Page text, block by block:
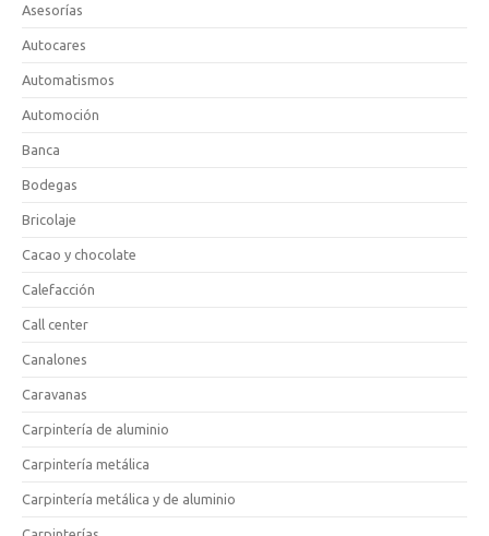
Asesorías
Autocares
Automatismos
Automoción
Banca
Bodegas
Bricolaje
Cacao y chocolate
Calefacción
Call center
Canalones
Caravanas
Carpintería de aluminio
Carpintería metálica
Carpintería metálica y de aluminio